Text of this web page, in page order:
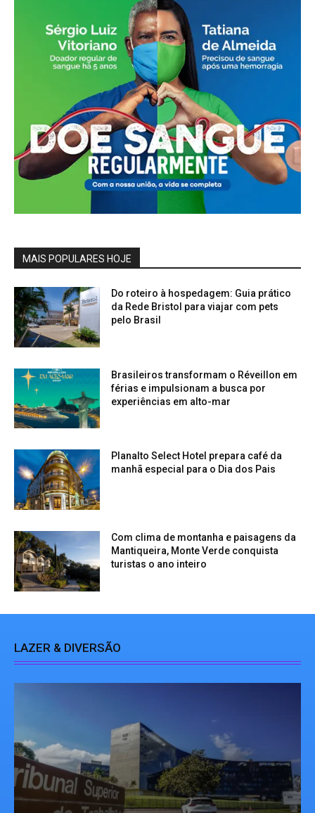
MAIS POPULARES HOJE
Do roteiro à hospedagem: Guia prático
da Rede Bristol para viajar com pets
pelo Brasil
Brasileiros transformam o Réveillon em
férias e impulsionam a busca por
experiências em alto-mar
Planalto Select Hotel prepara café da
manhã especial para o Dia dos Pais
Com clima de montanha e paisagens da
Mantiqueira, Monte Verde conquista
turistas o ano inteiro
LAZER & DIVERSÃO